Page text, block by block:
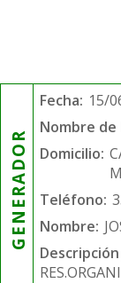
GENERADOR
Fecha: 15/
Nombre de
Domicilio:
Teléfono:
Nombre: